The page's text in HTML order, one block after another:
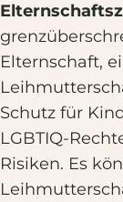
Elternschaft,
Schutz für
LGBTIQ-
Risiken. Es